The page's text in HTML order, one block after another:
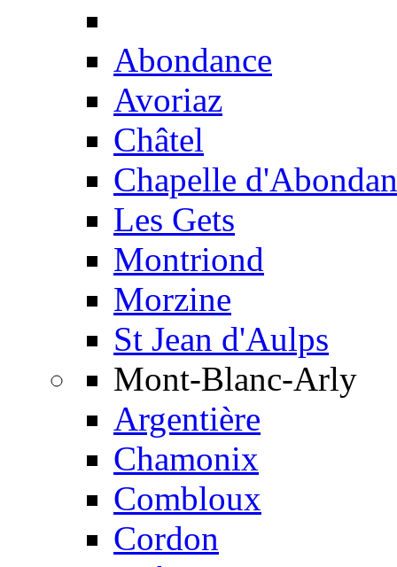
Abondance
Avoriaz
Châtel
Chapelle
Les Gets
Montriond
Morzine
St Jean d'Aulps
Mont-Blanc-Arly
Argentière
Chamonix
Combloux
Cordon